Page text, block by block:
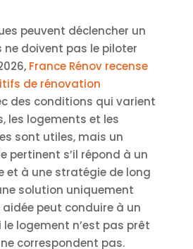
peuvent déclencher un
ne doivent pas le piloter
France Rénov recense
de rénovation
des conditions qui varient
les logements et les
sont utiles, mais un
pertinent s’il répond à un
et à une stratégie de long
solution uniquement
aidée peut conduire à un
logement n’est pas prêt
correspondent pas.